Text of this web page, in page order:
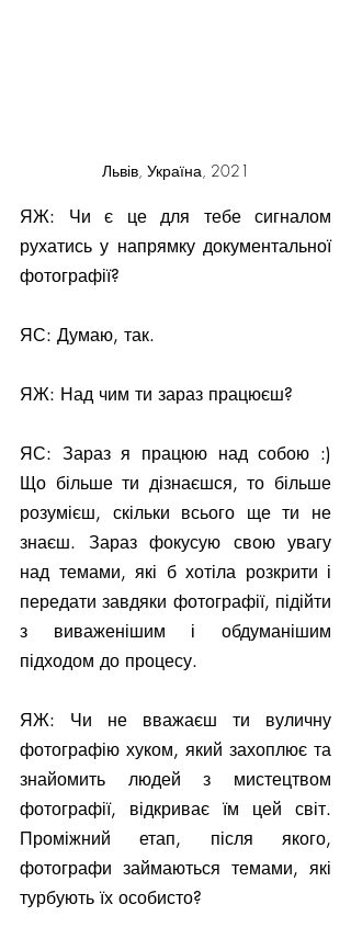
Львів, Україна, 2021
ЯЖ: Чи є це для тебе сигналом
рухатись у напрямку документальної
фотографії?
ЯС: Думаю, так.
ЯЖ: Над чим ти зараз працюєш?
ЯС: Зараз я працюю над собою :)
Що більше ти дізнаєшся, то більше
розумієш, скільки всього ще ти не
знаєш. Зараз фокусую свою увагу
над темами, які б хотіла розкрити і
передати завдяки фотографії, підійти
з виваженішим і обдуманішим
підходом до процесу.
ЯЖ: Чи не вважаєш ти вуличну
фотографію хуком, який захоплює та
знайомить людей з мистецтвом
фотографії, відкриває їм цей світ.
Проміжний етап, після якого,
фотографи займаються темами, які
турбують їх особисто?